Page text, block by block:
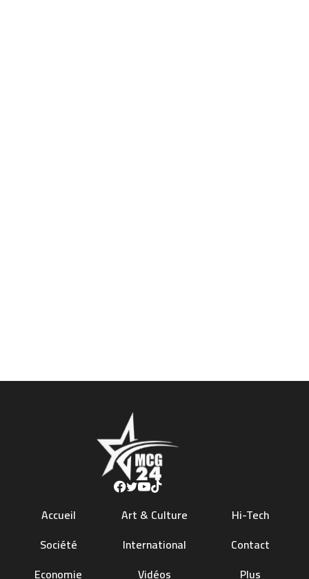
Accueil
Société
Economie
Art & Culture
International
Vidéos
Hi-Tech
Contact
Plus